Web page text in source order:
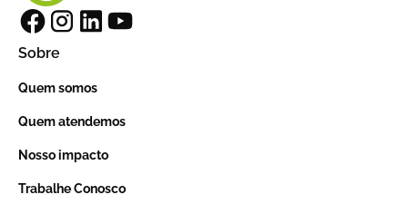
Sobre
Quem somos
Quem atendemos
Nosso impacto
Trabalhe Conosco